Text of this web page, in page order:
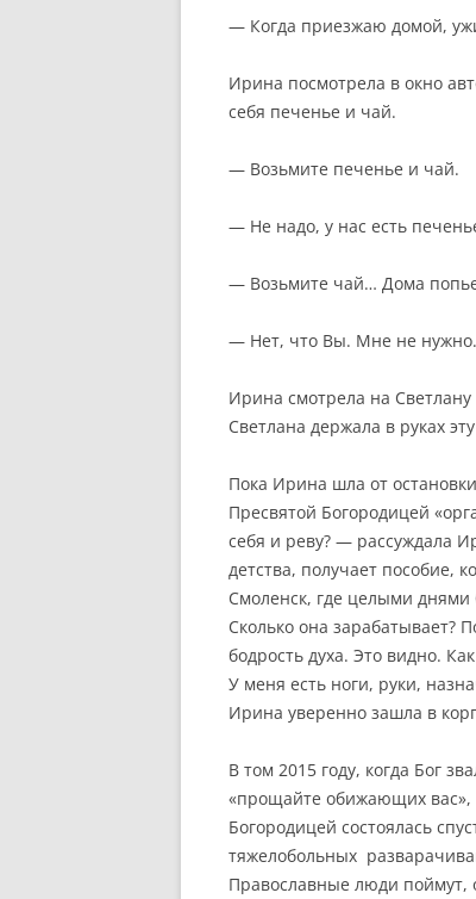
— Когда приезжаю домой,
Ирина посмотрела в окно
себя печенье и чай.
— Возьмите печенье и чай.
— Не надо, у нас есть
— Возьмите чай… Дома
— Нет, что Вы. Мне не нужно.
Ирина смотрела на
Светлана держала в руках
Пока Ирина шла от
Пресвятой Богородицей
себя и реву? — рассуждала
детства, получает пособие,
Смоленск, где целыми днями
Сколько она зарабатывает?
бодрость духа. Это видно.
У меня есть ноги, руки,
Ирина уверенно зашла в
В том 2015 году, когда Бог
«прощайте обижающих вас»,
Богородицей состоялась
тяжелобольных
Православные люди поймут,